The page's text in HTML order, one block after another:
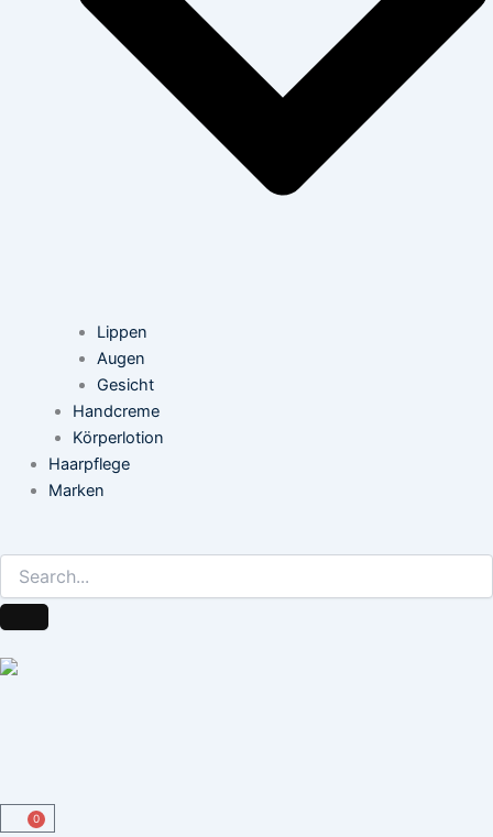
Lippen
Augen
Gesicht
Handcreme
Körperlotion
Haarpflege
Marken
0
Warenkorb